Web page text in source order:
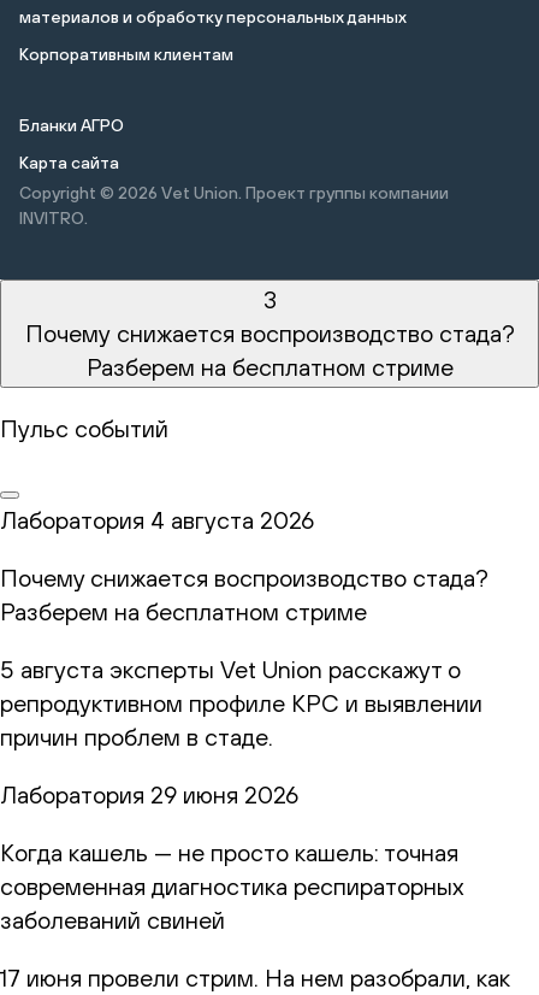
материалов и обработку персональных данных
Корпоративным клиентам
Бланки АГРО
Карта сайта
Copyright © 2026 Vet Union. Проект группы компании
INVITRO.
3
Почему снижается воспроизводство стада?
Разберем на бесплатном стриме
Пульс событий
Лаборатория 4 августа 2026
Почему снижается воспроизводство стада?
Разберем на бесплатном стриме
5 августа эксперты Vet Union расскажут о
репродуктивном профиле КРС и выявлении
причин проблем в стаде.
Лаборатория 29 июня 2026
Когда кашель — не просто кашель: точная
современная диагностика респираторных
заболеваний свиней
17 июня провели стрим. На нем разобрали, как